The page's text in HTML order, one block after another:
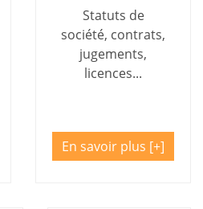
Statuts de
société, contrats,
jugements,
licences...
En savoir plus